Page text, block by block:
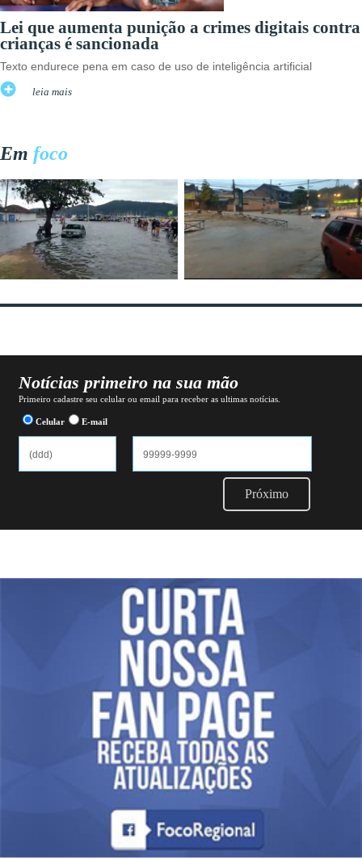
Lei que aumenta punição a crimes digitais contra
crianças é sancionada
Texto endurece pena em caso de uso de inteligência artificial
leia mais
Em foco
Notícias primeiro na sua mão
Primeiro cadastre seu celular ou email para receber as ultimas notícias.
Celular E-mail
Próximo